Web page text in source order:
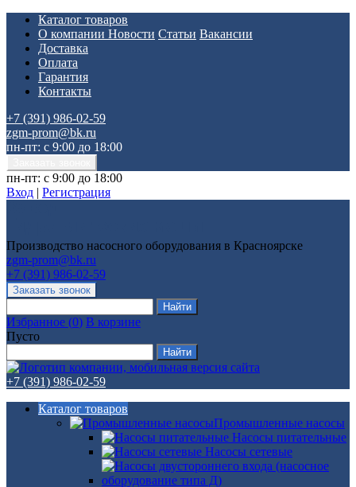
Каталог товаров
О компании Новости Статьи Вакансии
Доставка
Оплата
Гарантия
Контакты
+7 (391) 986-02-59
zgm-prom@bk.ru
пн-пт: с 9:00 до 18:00
пн-пт: с 9:00 до 18:00
Вход | Регистрация
Производство насосного оборудования в Красноярске
zgm-prom@bk.ru
+7 (391) 986-02-59
Избранное (0) В корзине
Пусто
+7 (391) 986-02-59
Каталог товаров
Промышленные насосы
Насосы питательные
Насосы сетевые